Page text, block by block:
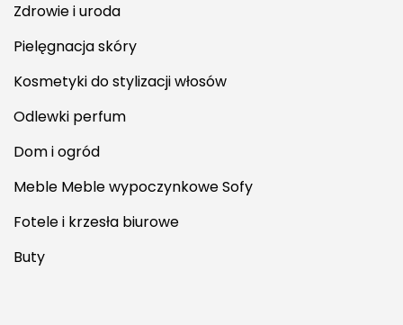
Zdrowie i uroda
Pielęgnacja skóry
Kosmetyki do stylizacji włosów
Odlewki perfum
Dom i ogród
Meble Meble wypoczynkowe Sofy
Fotele i krzesła biurowe
Buty